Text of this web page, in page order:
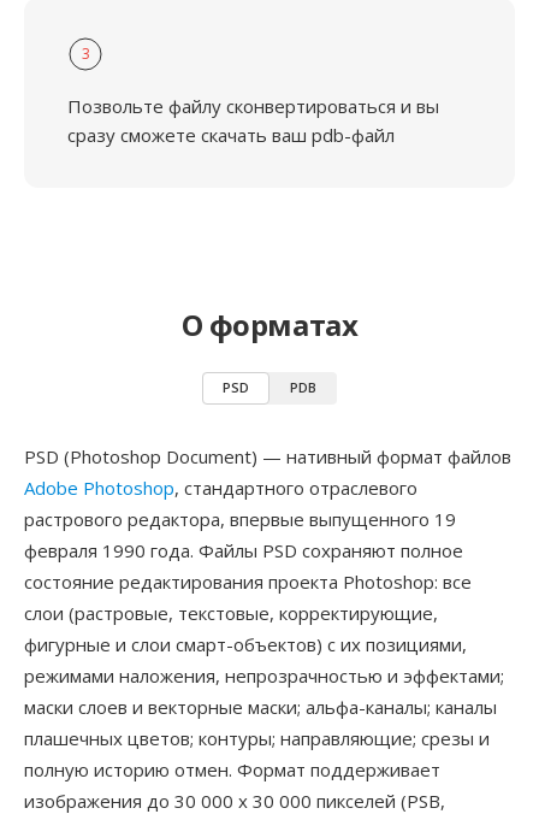
3
Позвольте файлу сконвертироваться и вы
сразу сможете скачать ваш pdb-файл
О форматах
PSD PDB
PSD (Photoshop Document) — нативный формат файлов
Adobe Photoshop, стандартного отраслевого
растрового редактора, впервые выпущенного 19
февраля 1990 года. Файлы PSD сохраняют полное
состояние редактирования проекта Photoshop: все
слои (растровые, текстовые, корректирующие,
фигурные и слои смарт-объектов) с их позициями,
режимами наложения, непрозрачностью и эффектами;
маски слоев и векторные маски; альфа-каналы; каналы
плашечных цветов; контуры; направляющие; срезы и
полную историю отмен. Формат поддерживает
изображения до 30 000 x 30 000 пикселей (PSB,